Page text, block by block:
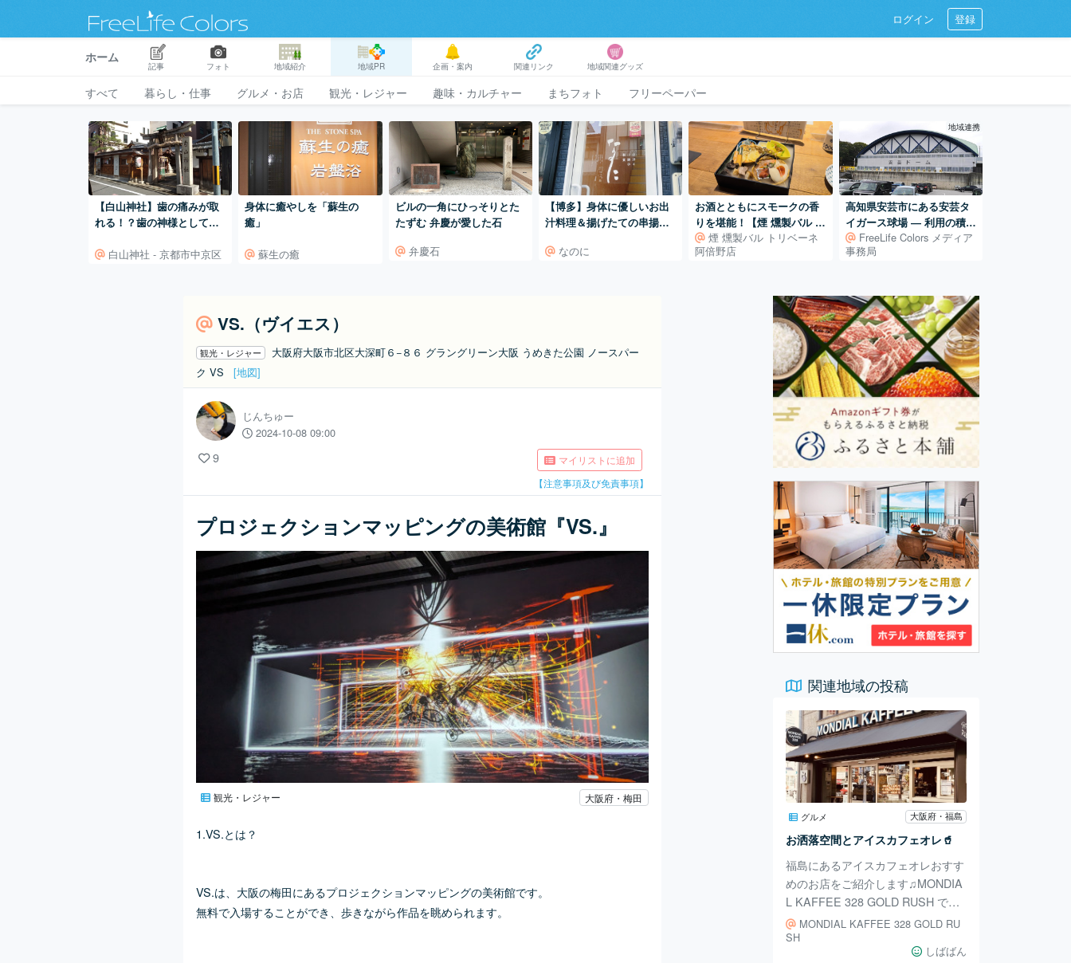
ログイン 登録
ホーム
記事 フォト 地域紹介 地域PR 企画・案内 関連リンク 地域関連グッズ
すべて 暮らし・仕事 グルメ・お店 観光・レジャー 趣味・カルチャー まちフォト フリーペーパー
【白山神社】歯の痛みが取
れる！？歯の神様として知
白山神社 - 京都市中京区
身体に癒やしを「蘇生の
癒」
蘇生の癒
ビルの一角にひっそりとた
たずむ 弁慶が愛した石
弁慶石
【博多】身体に優しいお出
汁料理＆揚げたての串揚げ
なのに
お酒とともにスモークの香
りを堪能！【煙 燻製バル ト
リベーネ 阿倍野店】
煙 燻製バル トリベーネ
阿倍野店
地域連携
高知県安芸市にある安芸タ
イガース球場 ― 利用の積み
重ねで支えられる地域の球
場
FreeLife Colors メディア
事務局
VS.（ヴイエス）
観光・レジャー
大阪府大阪市北区大深町６−８６ グラングリーン大阪 うめきた公園 ノースパー
ク VS
[地図]
じんちゅー
2024-10-08 09:00
9
マイリストに追加
【注意事項及び免責事項】
プロジェクションマッピングの美術館『VS.』
観光・レジャー 大阪府・梅田
1.VS.とは？
VS.は、大阪の梅田にあるプロジェクションマッピングの美術館です。
無料で入場することができ、歩きながら作品を眺められます。
関連地域の投稿
グルメ 大阪府・福島
お洒落空間とアイスカフェオレ🥤
福島にあるアイスカフェオレおすす
めのお店をご紹介します♫MONDIA
L KAFFEE 328 GOLD RUSH です
☕️ 店内のインテリアやBGMがとっ
てもオシャレです。 私はアイスカ
フェオレとオレオマフィンを注文🍪
MONDIAL KAFFEE 328 GOLD RU
SH
しばばん